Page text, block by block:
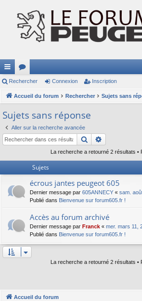
ac
co
ur
ci
s
or
u
m
s
Rechercher Connexion Inscription
Accueil du forum Rechercher Sujets sans
Sujets sans réponse
Aller sur la recherche avancée
Rechercher
La recherche a retourné 2 résultats •
Sujets
écrous jantes peugeot 605
Dernier message par 605ANNECY « sam.
Publié dans Bienvenue sur forum605.fr !
Accès au forum archivé
Dernier message par Franck « mer. mars 11,
Publié dans Bienvenue sur forum605.fr !
La recherche a retourné 2 résultats •
Accueil du forum